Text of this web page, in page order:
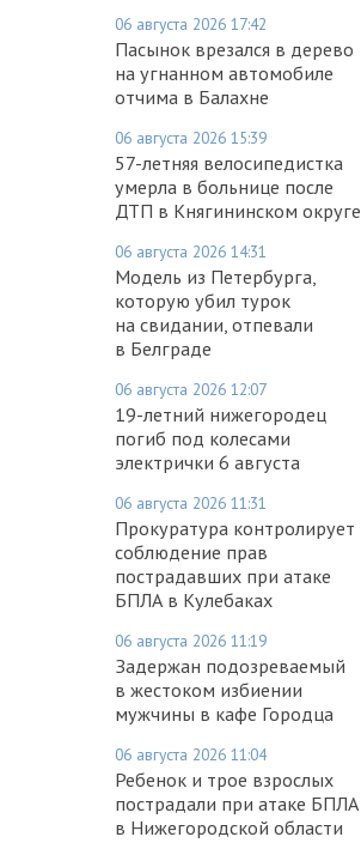
06 августа 2026 17:42
Пасынок врезался в дерево
на угнанном автомобиле
отчима в Балахне
06 августа 2026 15:39
57-летняя велосипедистка
умерла в больнице после
ДТП в Княгининском округе
06 августа 2026 14:31
Модель из Петербурга,
которую убил турок
на свидании, отпевали
в Белграде
06 августа 2026 12:07
19-летний нижегородец
погиб под колесами
электрички 6 августа
06 августа 2026 11:31
Прокуратура контролирует
соблюдение прав
пострадавших при атаке
БПЛА в Кулебаках
06 августа 2026 11:19
Задержан подозреваемый
в жестоком избиении
мужчины в кафе Городца
06 августа 2026 11:04
Ребенок и трое взрослых
пострадали при атаке БПЛА
в Нижегородской области